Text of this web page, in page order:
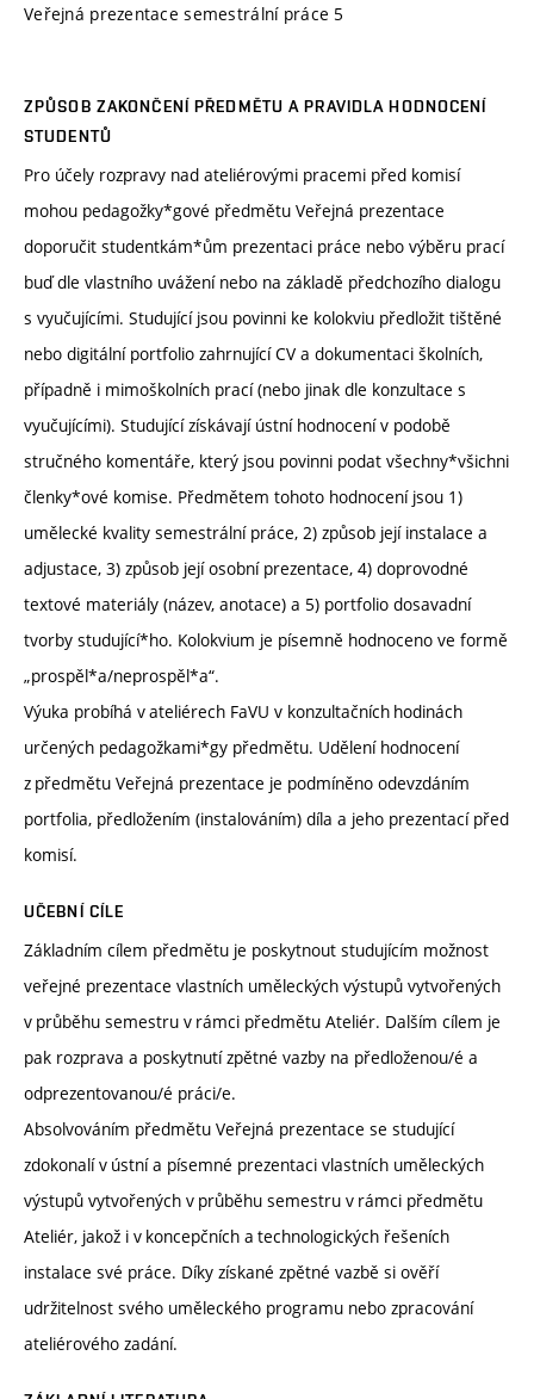
Veřejná prezentace semestrální práce 5
ZPŮSOB ZAKONČENÍ PŘEDMĚTU A PRAVIDLA HODNOCENÍ
STUDENTŮ
Pro účely rozpravy nad ateliérovými pracemi před komisí
mohou pedagožky*gové předmětu Veřejná prezentace
doporučit studentkám*ům prezentaci práce nebo výběru prací
buď dle vlastního uvážení nebo na základě předchozího dialogu
s vyučujícími. Studující jsou povinni ke kolokviu předložit tištěné
nebo digitální portfolio zahrnující CV a dokumentaci školních,
případně i mimoškolních prací (nebo jinak dle konzultace s
vyučujícími). Studující získávají ústní hodnocení v podobě
stručného komentáře, který jsou povinni podat všechny*všichni
členky*ové komise. Předmětem tohoto hodnocení jsou 1)
umělecké kvality semestrální práce, 2) způsob její instalace a
adjustace, 3) způsob její osobní prezentace, 4) doprovodné
textové materiály (název, anotace) a 5) portfolio dosavadní
tvorby studující*ho. Kolokvium je písemně hodnoceno ve formě
„prospěl*a/neprospěl*a“.
Výuka probíhá v ateliérech FaVU v konzultačních hodinách
určených pedagožkami*gy předmětu. Udělení hodnocení
z předmětu Veřejná prezentace je podmíněno odevzdáním
portfolia, předložením (instalováním) díla a jeho prezentací před
komisí.
UČEBNÍ CÍLE
Základním cílem předmětu je poskytnout studujícím možnost
veřejné prezentace vlastních uměleckých výstupů vytvořených
v průběhu semestru v rámci předmětu Ateliér. Dalším cílem je
pak rozprava a poskytnutí zpětné vazby na předloženou/é a
odprezentovanou/é práci/e.
Absolvováním předmětu Veřejná prezentace se studující
zdokonalí v ústní a písemné prezentaci vlastních uměleckých
výstupů vytvořených v průběhu semestru v rámci předmětu
Ateliér, jakož i v koncepčních a technologických řešeních
instalace své práce. Díky získané zpětné vazbě si ověří
udržitelnost svého uměleckého programu nebo zpracování
ateliérového zadání.